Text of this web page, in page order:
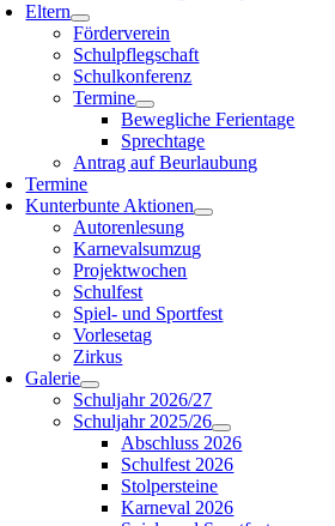
Eltern
Förderverein
Schulpflegschaft
Schulkonferenz
Termine
Bewegliche Ferientage
Sprechtage
Antrag auf Beurlaubung
Termine
Kunterbunte Aktionen
Autorenlesung
Karnevalsumzug
Projektwochen
Schulfest
Spiel- und Sportfest
Vorlesetag
Zirkus
Galerie
Schuljahr 2026/27
Schuljahr 2025/26
Abschluss 2026
Schulfest 2026
Stolpersteine
Karneval 2026